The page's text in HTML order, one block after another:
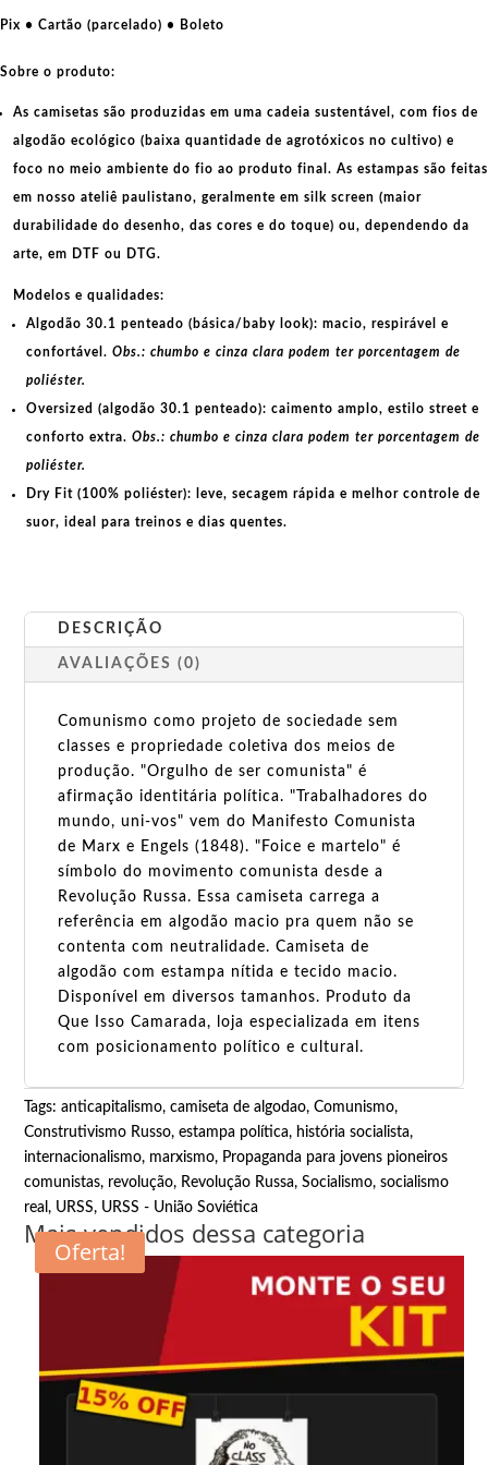
comunistas
Pix • Cartão (parcelado) • Boleto
Sobre o produto:
As camisetas são produzidas em uma cadeia sustentável, com fios de
algodão ecológico (baixa quantidade de agrotóxicos no cultivo) e
foco no meio ambiente do fio ao produto final. As estampas são feitas
em nosso ateliê paulistano, geralmente em silk screen (maior
durabilidade do desenho, das cores e do toque) ou, dependendo da
arte, em DTF ou DTG.
Modelos e qualidades:
Algodão 30.1 penteado (básica/baby look): macio, respirável e
confortável. Obs.: chumbo e cinza clara podem ter porcentagem de
poliéster.
Oversized (algodão 30.1 penteado): caimento amplo, estilo street e
conforto extra. Obs.: chumbo e cinza clara podem ter porcentagem de
poliéster.
Dry Fit (100% poliéster): leve, secagem rápida e melhor controle de
suor, ideal para treinos e dias quentes.
DESCRIÇÃO
AVALIAÇÕES (0)
Comunismo como projeto de sociedade sem
classes e propriedade coletiva dos meios de
produção. "Orgulho de ser comunista" é
afirmação identitária política. "Trabalhadores do
mundo, uni-vos" vem do Manifesto Comunista
de Marx e Engels (1848). "Foice e martelo" é
símbolo do movimento comunista desde a
Revolução Russa. Essa camiseta carrega a
referência em algodão macio pra quem não se
contenta com neutralidade. Camiseta de
algodão com estampa nítida e tecido macio.
Disponível em diversos tamanhos. Produto da
Que Isso Camarada, loja especializada em itens
com posicionamento político e cultural.
Tags:anticapitalismo,camiseta de algodao,Comunismo,
Construtivismo Russo,estampa política, história socialista,
internacionalismo, marxismo, Propaganda para jovens pioneiros
comunistas, revolução, Revolução Russa,Socialismo,socialismo
real, URSS, URSS - União Soviética
Mais vendidos dessa categoria
Oferta!